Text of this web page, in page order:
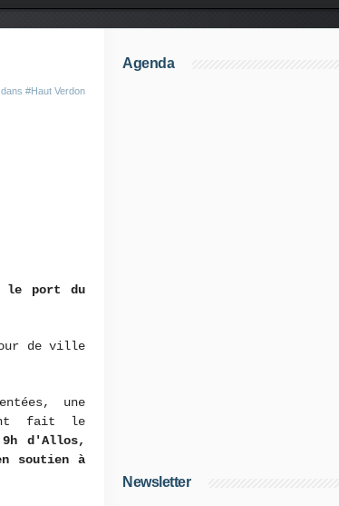
#Haut Verdon
le port du
de ville
une
fait le
d'Allos,
soutien à
Agenda
Newsletter